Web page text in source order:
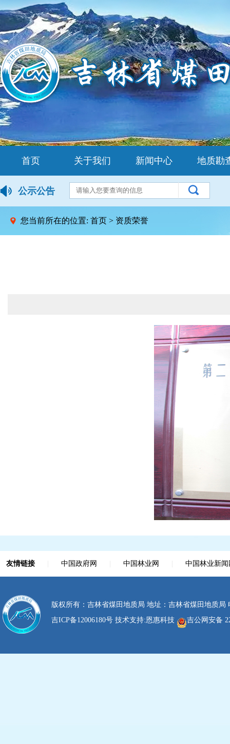
首页 关于我们 新闻中心 地质勘
公示公告
您当前所在的位置: 首页 > 资质荣誉
友情链接 中国政府网 中国林业网 中国林业新闻
版权所有：吉林省煤田地质局 地址：吉林省煤田地质局
吉ICP备12006180号 技术支持:恩惠科技 吉公网安备